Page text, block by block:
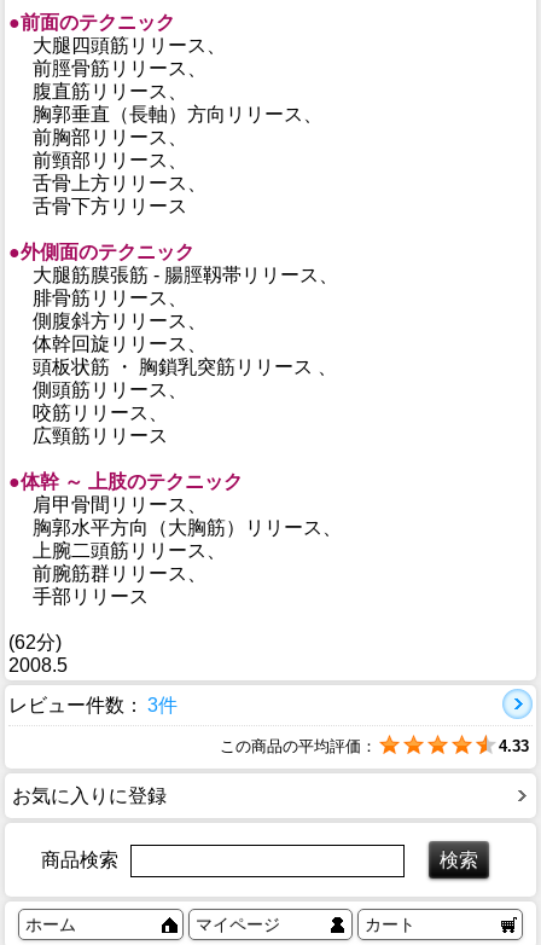
●前面のテクニック
大腿四頭筋リリース、
前脛骨筋リリース、
腹直筋リリース、
胸郭垂直（長軸）方向リリース、
前胸部リリース、
前頸部リリース、
舌骨上方リリース、
舌骨下方リリース
●外側面のテクニック
大腿筋膜張筋 - 腸脛靱帯リリース、
腓骨筋リリース、
側腹斜方リリース、
体幹回旋リリース、
頭板状筋 ・ 胸鎖乳突筋リリース 、
側頭筋リリース、
咬筋リリース、
広頸筋リリース
●体幹 ～ 上肢のテクニック
肩甲骨間リリース、
胸郭水平方向（大胸筋）リリース、
上腕二頭筋リリース、
前腕筋群リリース、
手部リリース
(62分)
2008.5
レビュー件数： 3件
この商品の平均評価： 4.33
お気に入りに登録
商品検索
ホーム マイページ カート